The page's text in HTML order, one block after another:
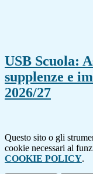
USB Scuola:
supplenze e
2026/27
Questo sito o gli
cookie necessari al
COOKIE POLICY.